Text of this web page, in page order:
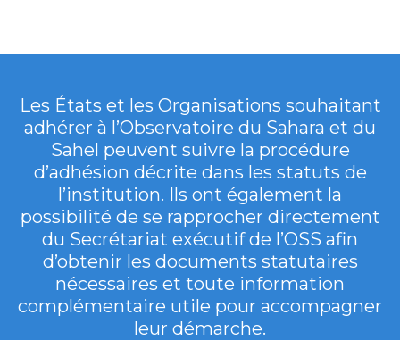
Les États et les Organisations souhaitant
adhérer à l’Observatoire du Sahara et du
Sahel peuvent suivre la procédure
d’adhésion décrite dans les statuts de
l’institution. Ils ont également la
possibilité de se rapprocher directement
du Secrétariat exécutif de l’OSS afin
d’obtenir les documents statutaires
nécessaires et toute information
complémentaire utile pour accompagner
leur démarche.